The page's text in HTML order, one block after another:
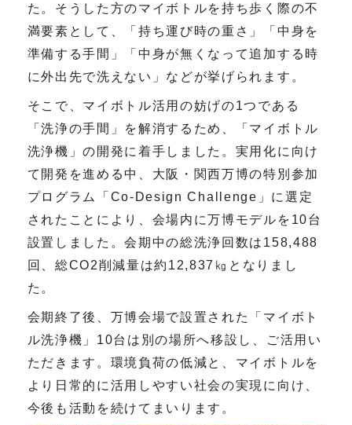
た。そうした方のマイボトルを持ち歩く際の不
満要素として、「持ち運び時の重さ」「中身を
準備する手間」「中身が無くなって追加する時
に外出先で洗えない」などが挙げられます。
そこで、マイボトル活用の妨げの1つである
「洗浄の手間」を解消するため、「マイボトル
洗浄機」の開発に着手しました。実用化に向け
て開発を進める中、大阪・関西万博の特別参加
プログラム「 Co-Design Challenge 」に選定
されたことにより、会場内に万博モデルを 10台
設置しました。会期中の総洗浄回数は 158,488
回、総CO2削減量は約 12,837 ㎏となりまし
た。
会期終了後、万博会場で設置された「マイボト
ル洗浄機」 10台は別の場所へ移設し、ご活用い
ただきます。環境負荷の低減と、マイボトルを
より日常的に活用しやすい社会の実現に向け、
今後も活動を続けてまいります。